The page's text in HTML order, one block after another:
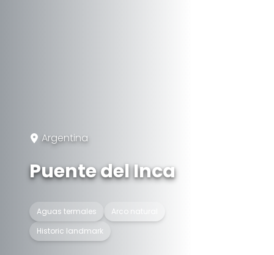
Argentina
Puente del Inca
Aguas termales
Arco natural
Historic landmark